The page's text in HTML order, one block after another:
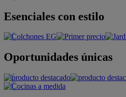
Esenciales con estilo
Oportunidades únicas